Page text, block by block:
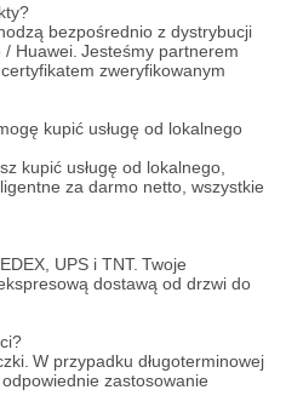
bezpośrednio z dystrybucji
Huawei. Jesteśmy partnerem
zweryfikowanym
kupić usługę od lokalnego
kupić usługę od lokalnego,
za darmo netto, wszystkie
UPS i TNT. Twoje
dostawą od drzwi do
W przypadku długoterminowej
zastosowanie